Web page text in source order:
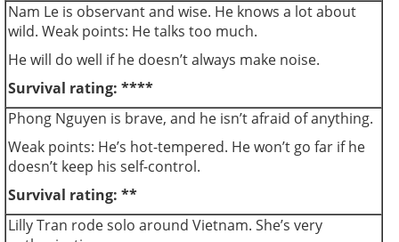
Nam Le is observantand wise. He knows a lot about
wild. Weak points: He talks too much.
He will do well if he doesn’t always make noise.
Survival rating: ****
Phong Nguyen is brave, and he isn’t afraid of anything.
Weak points: He’s hot-tempered. He won’t go far if he
doesn’t keep his self-control.
Survival rating: **
Lilly Tran rode solo around Vietnam. She’s very